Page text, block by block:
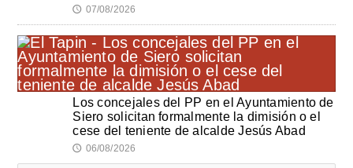
🕔 07/08/2026
Los concejales del PP en el Ayuntamiento de
Siero solicitan formalmente la dimisión o el
cese del teniente de alcalde Jesús Abad
🕔 06/08/2026